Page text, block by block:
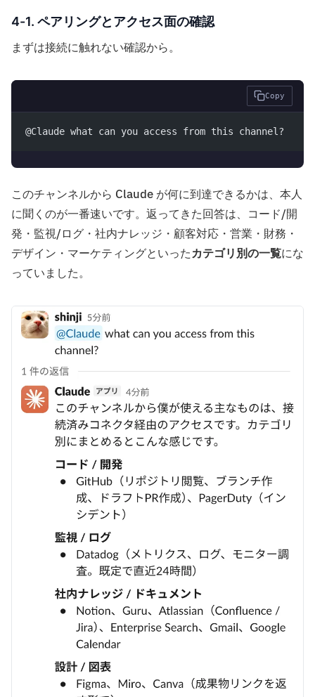
4-1. ペアリングとアクセス面の確認
まずは接続に触れない確認から。
Copy
@Claude what can you access from this channel?
このチャンネルから Claude が何に到達できるかは、本人
に聞くのが一番速いです。返ってきた回答は、コード/開
発・監視/ログ・社内ナレッジ・顧客対応・営業・財務・
デザイン・マーケティングといったカテゴリ別の一覧にな
っていました。